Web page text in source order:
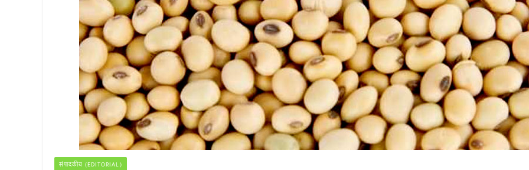
संपादकीय (EDITORIAL)